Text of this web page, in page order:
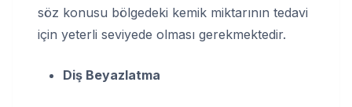
söz konusu bölgedeki kemik miktarının tedavi
için yeterli seviyede olması gerekmektedir.
Diş Beyazlatma